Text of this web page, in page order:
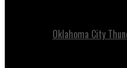
Oklahoma City